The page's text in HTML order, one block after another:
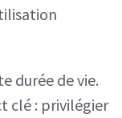
durée de vie.
clé : privilégier